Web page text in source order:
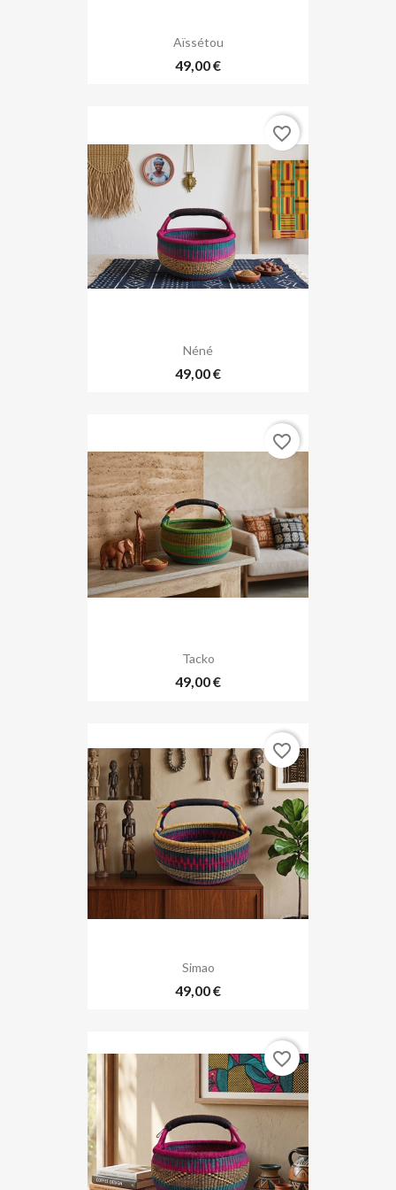
Aïssétou
49,00 €
Néné
49,00 €
favorite_border
Tacko
49,00 €
favorite_border
Simao
49,00 €
favorite_border
favorite_border